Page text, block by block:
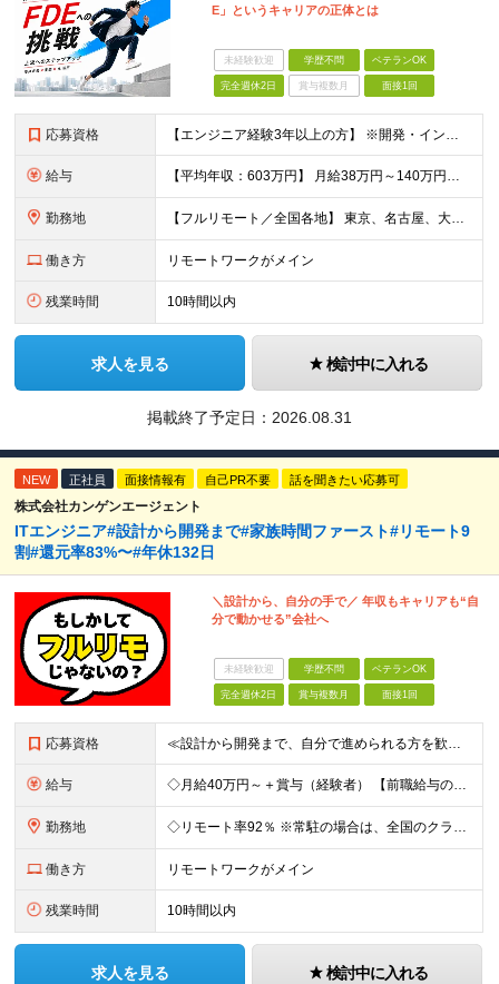
E」というキャリアの正体とは
未経験歓迎 学歴不問 ベテランOK
完全週休2日 賞与複数月 面接1回
応募資格 【エンジニア経験3年以上の方】 ※開発・インフラ・工程・言語一切不問 ※文理・学歴不問 【歓迎条件】 ◆Python実務経験がある方 ◆LLM・生成AIを使った開発経験がある方 ◆要件定義・顧客折衝
給与 【平均年収：603万円】 月給38万円～140万円＋諸手当（経験者） 【平均年収603万円】 ※案件の契約内容や昇給額などはすべて開示します。 ※経験や能力を考慮し決定します。 ※月給には固定残業
勤務地 【フルリモート／全国各地】 東京、名古屋、大阪、福岡を中心とした全国のプロジェクトにアサイン。 ※プロジェクトは完全選択制です。 ※フルリモート、ハイブリッド型、常駐案件から自由に選択可能です。 ※転
働き方 リモートワークがメイン
残業時間 10時間以内
求人を見る 検討中に入れる
掲載終了予定日： 2026.08.31
NEW 正社員 面接情報有 自己PR不要 話を聞きたい応募可
株式会社カンゲンエージェント
ITエンジニア#設計から開発まで#家族時間ファースト#リモート9
割#還元率83%〜#年休132日
＼設計から、自分の手で／ 年収もキャリアも“自
分で動かせる”会社へ
未経験歓迎 学歴不問 ベテランOK
完全週休2日 賞与複数月 面接1回
応募資格 ≪設計から開発まで、自分で進められる方を歓迎します≫ クライアントの要件をもとに、システムの構成や処理の流れを設計し、 そのまま開発まで形にできる方を想定しています。 ◆学歴不問／言語不問／前職の雇
給与 ◇月給40万円～＋賞与（経験者） 【前職給与の総収入額を保証】 ※上記には固定残業代（30時間分／6万7000円～）が含まれています。超過分は時間外手当を別途支給。 ※試用期間3ヶ月（期間中は契約社員
勤務地 ◇リモート率92％ ※常駐の場合は、全国のクライアント案件にアサイン予定（東京・神奈川・埼玉・千葉・愛知・大阪・福岡メイン） 【拠点】 ◆本社／東京都渋谷区道玄坂1丁目10番8号 渋谷道玄坂東急ビル
働き方 リモートワークがメイン
残業時間 10時間以内
求人を見る 検討中に入れる